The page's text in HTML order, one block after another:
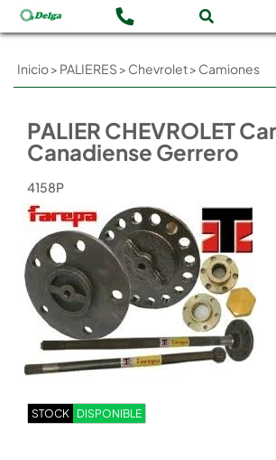
Inicio> PALIERES > Chevrolet> Camiones
PALIER CHEVROLET
Canadiense Gerrero
4158P
STOCK DISPONIBLE